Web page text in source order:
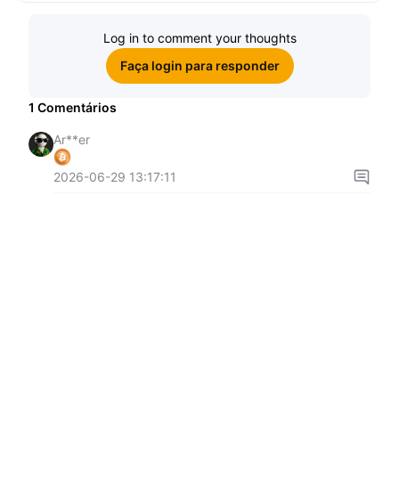
Log in to comment your thoughts
Faça login para responder
1 Comentários
Ar**er
2026-06-29 13:17:11